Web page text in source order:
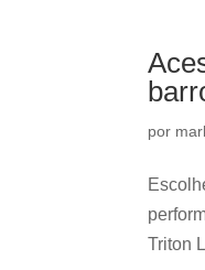
por
Triton